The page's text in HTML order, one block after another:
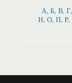
А, Б, В,
Н, О, П,